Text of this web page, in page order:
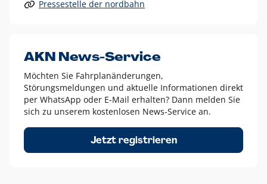
Alle anderen Logo-Varianten dürfen nur in Ausnahmefällen
Diese Ausnahmen sind zum Beispiel:
dem AKN Blau,
weißes Logo auf Fotohintergründen,
schwarzes Logo für reine Schwarz-Weiß-Umsetzungen
Um das Logo herum muss ein Schutzraum von jeweils einer
Höhe bzw. Breite des N aus AKN in alle Richtungen
Pressestelle der nordbahn
AKN News-Service
Möchten Sie Fahrplanänderungen,
Störungsmeldungen und aktuelle Informationen direkt
per WhatsApp oder E-Mail erhalten? Dann melden Sie
sich zu unserem kostenlosen News-Service an.
Jetzt registrieren